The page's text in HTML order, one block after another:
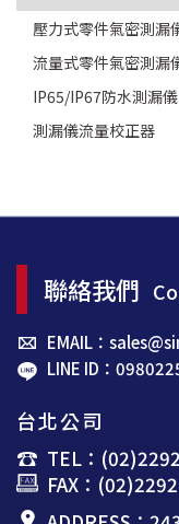
壓力式零件氣密測漏
流量式零件氣密測漏
IP65/IP67防水測漏儀
測漏儀流量校正器
聯絡我們
EMAIL：
LINE ID：
台北公司
TEL：
FAX：